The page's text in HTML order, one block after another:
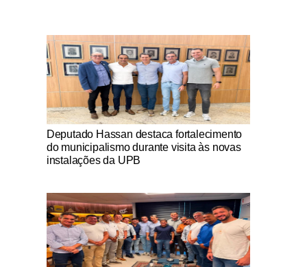
Notícias Católicas
Deputado Hassan destaca fortalecimento
do municipalismo durante visita às novas
instalações da UPB